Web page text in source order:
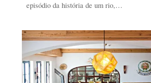
episódio da história de um rio,…